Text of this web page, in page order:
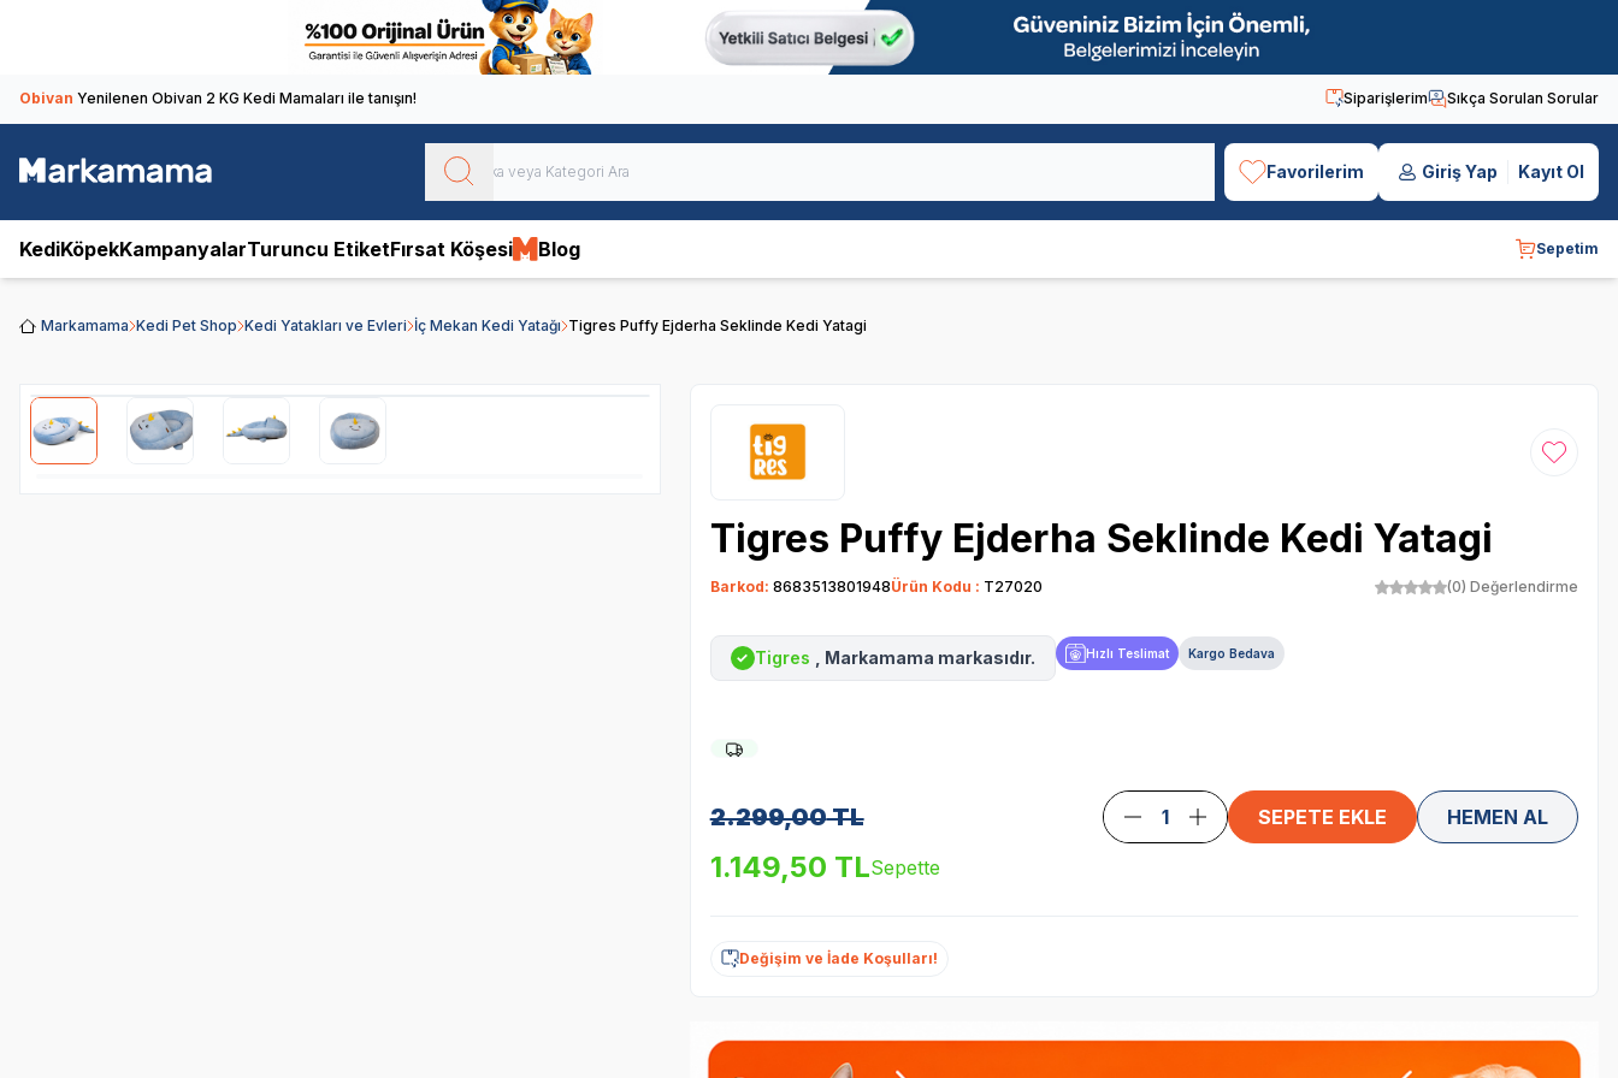
Obivan Yenilenen Obivan 2 KG Kedi Mamaları ile tanışın! Siparişlerim Sıkça Sorulan Sorular
Favorilerim Giriş Yap Kayıt Ol
KediKöpekKampanyalarTuruncu EtiketFırsat Köşesi Blog Sepetim
Markamama Kedi Pet Shop Kedi Yatakları ve Evleri İç Mekan Kedi Yatağı Tigres Puffy Ejderha Seklinde Kedi Yatagi
Favoriye
Tigres Puffy Ejderha Seklinde Kedi Yatagi
Barkod: 8683513801948Ürün Kodu : T27020 (0) Değerlendirme
✓ Tigres , Markamama markasıdır. Hızlı Teslimat Kargo Bedava
2.299,00TL SEPETE EKLE HEMEN AL
1.149,50 TLSepette
Değişim ve İade Koşulları!